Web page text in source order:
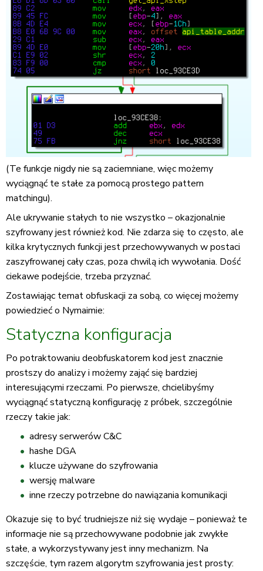
(Te funkcje nigdy nie są zaciemniane, więc możemy
wyciągnąć te stałe za pomocą prostego pattern
matchingu).
Ale ukrywanie stałych to nie wszystko – okazjonalnie
szyfrowany jest również kod. Nie zdarza się to często, ale
kilka krytycznych funkcji jest przechowywanych w postaci
zaszyfrowanej cały czas, poza chwilą ich wywołania. Dość
ciekawe podejście, trzeba przyznać.
Zostawiając temat obfuskacji za sobą, co więcej możemy
powiedzieć o Nymaimie:
Statyczna konfiguracja
Po potraktowaniu deobfuskatorem kod jest znacznie
prostszy do analizy i możemy zająć się bardziej
interesującymi rzeczami. Po pierwsze, chcielibyśmy
wyciągnąć statyczną konfigurację z próbek, szczególnie
rzeczy takie jak:
adresy serwerów C&C
hashe DGA
klucze używane do szyfrowania
wersję malware
inne rzeczy potrzebne do nawiązania komunikacji
Okazuje się to być trudniejsze niż się wydaje – ponieważ te
informacje nie są przechowywane podobnie jak zwykłe
stałe, a wykorzystywany jest inny mechanizm. Na
szczęście, tym razem algorytm szyfrowania jest prosty: